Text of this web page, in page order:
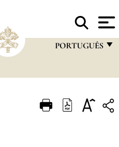
PORTUGUÊS
ITALIANO